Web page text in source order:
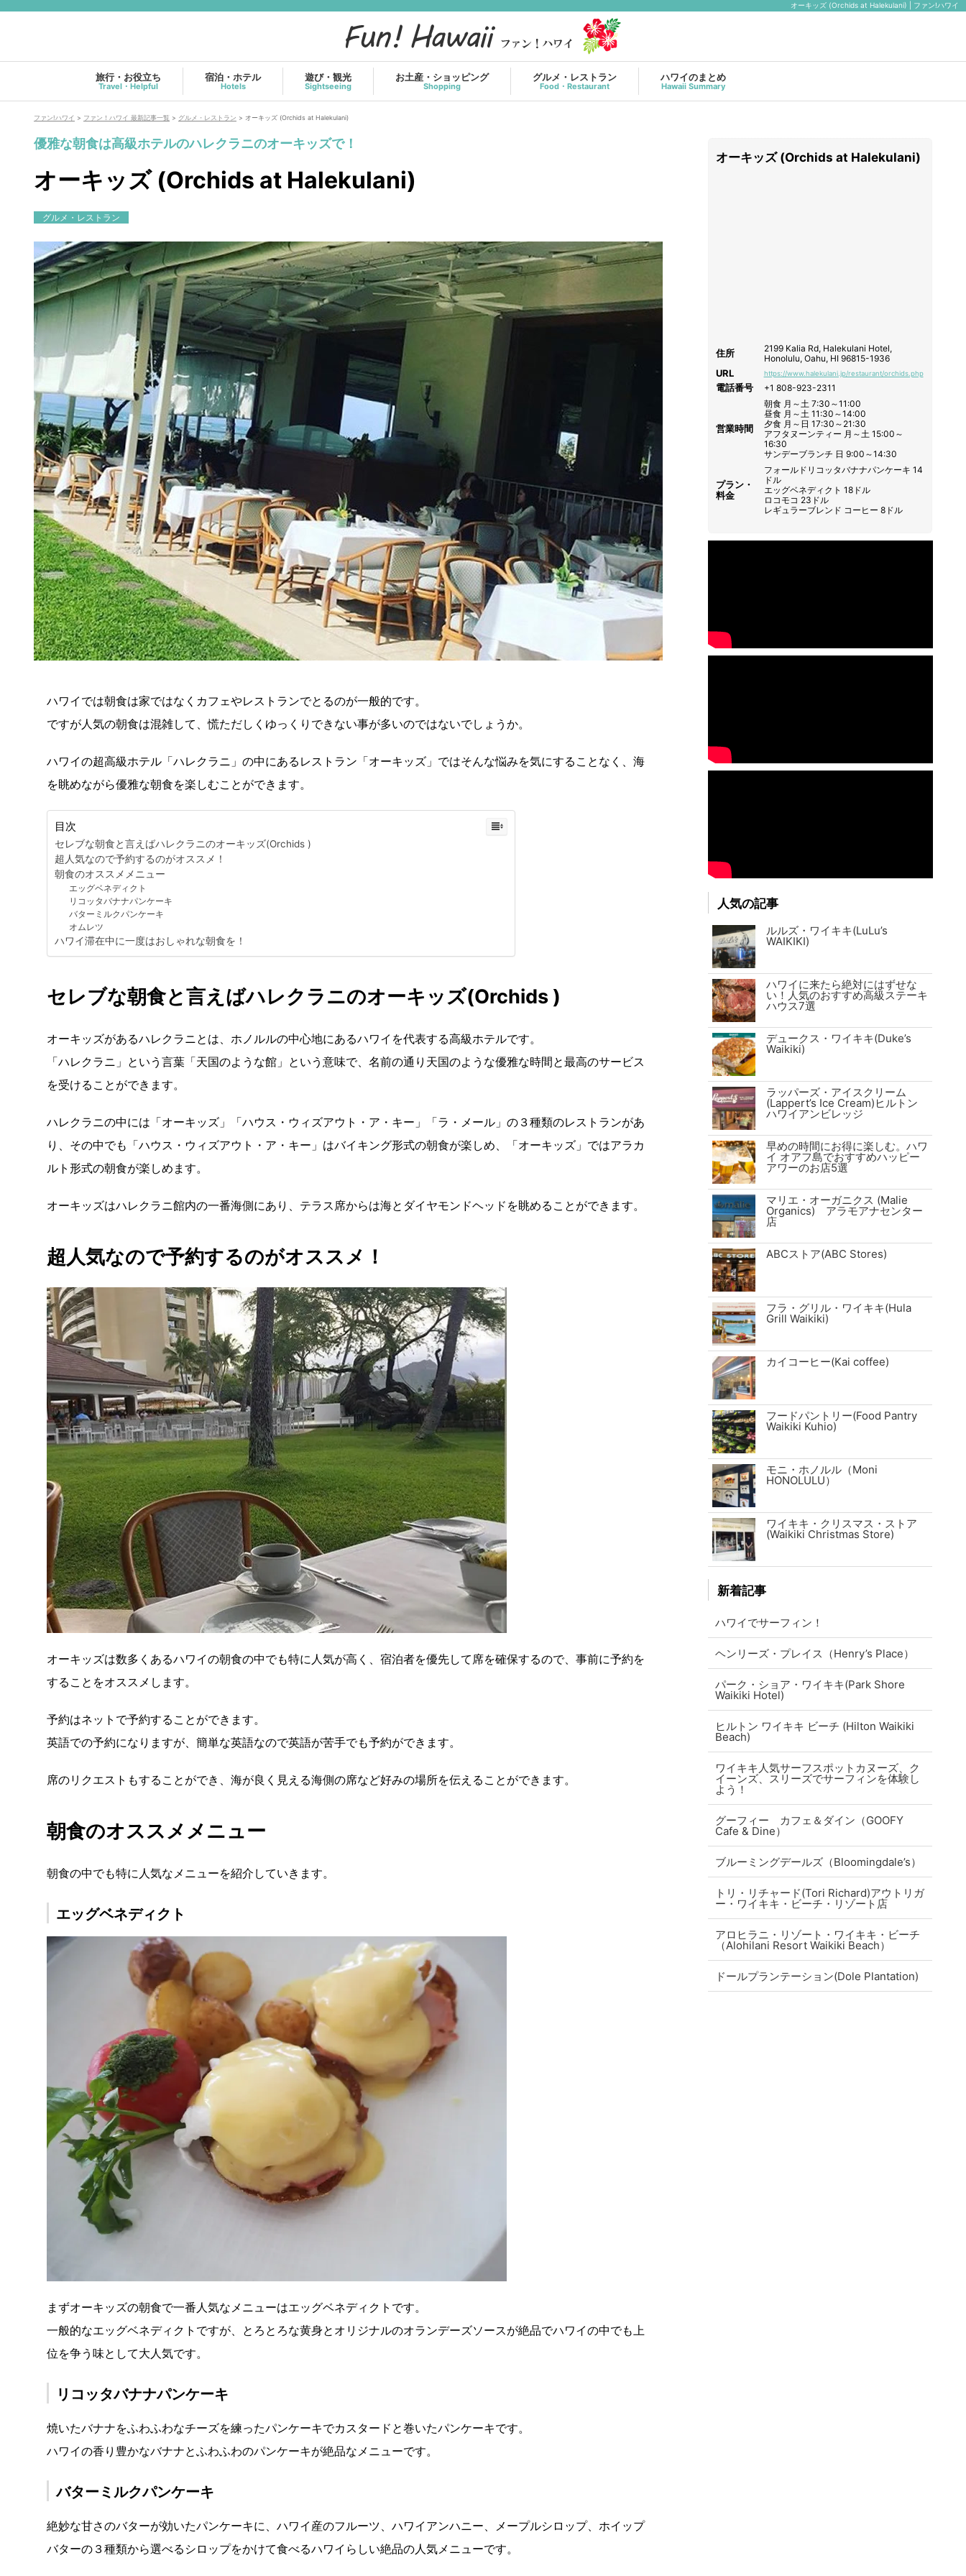
オーキッズ (Orchids at Halekulani) | ファン!ハワイ
旅行・お役立ち
Travel・Helpful
宿泊・ホテル
Hotels
遊び・観光
Sightseeing
お土産・ショッピング
Shopping
グルメ・レストラン
Food・Restaurant
ハワイのまとめ
Hawaii Summary
ファン!ハワイ > ファン！ハワイ 最新記事一覧 > グルメ・レストラン > オーキッズ (Orchids at Halekulani)
優雅な朝食は高級ホテルのハレクラニのオーキッズで！
オーキッズ (Orchids at Halekulani)
グルメ・レストラン
ハワイでは朝食は家ではなくカフェやレストランでとるのが一般的です。
ですが人気の朝食は混雑して、慌ただしくゆっくりできない事が多いのではないでしょうか。
ハワイの超高級ホテル「ハレクラニ」の中にあるレストラン「オーキッズ」ではそんな悩みを気にすることなく、海
を眺めながら優雅な朝食を楽しむことができます。
目次
セレブな朝食と言えばハレクラニのオーキッズ(Orchids )
超人気なので予約するのがオススメ！
朝食のオススメメニュー
エッグベネディクト
リコッタバナナパンケーキ
バターミルクパンケーキ
オムレツ
ハワイ滞在中に一度はおしゃれな朝食を！
セレブな朝食と言えばハレクラニのオーキッズ(Orchids )
オーキッズがあるハレクラニとは、ホノルルの中心地にあるハワイを代表する高級ホテルです。
「ハレクラニ」という言葉「天国のような館」という意味で、名前の通り天国のような優雅な時間と最高のサービス
を受けることができます。
ハレクラニの中には「オーキッズ」「ハウス・ウィズアウト・ア・キー」「ラ・メール」の３種類のレストランがあ
り、その中でも「ハウス・ウィズアウト・ア・キー」はバイキング形式の朝食が楽しめ、「オーキッズ」ではアラカ
ルト形式の朝食が楽しめます。
オーキッズはハレクラニ館内の一番海側にあり、テラス席からは海とダイヤモンドヘッドを眺めることができます。
超人気なので予約するのがオススメ！
オーキッズは数多くあるハワイの朝食の中でも特に人気が高く、宿泊者を優先して席を確保するので、事前に予約を
することをオススメします。
予約はネットで予約することができます。
英語での予約になりますが、簡単な英語なので英語が苦手でも予約ができます。
席のリクエストもすることができ、海が良く見える海側の席など好みの場所を伝えることができます。
朝食のオススメメニュー
朝食の中でも特に人気なメニューを紹介していきます。
エッグベネディクト
まずオーキッズの朝食で一番人気なメニューはエッグベネディクトです。
一般的なエッグベネディクトですが、とろとろな黄身とオリジナルのオランデーズソースが絶品でハワイの中でも上
位を争う味として大人気です。
リコッタバナナパンケーキ
焼いたバナナをふわふわなチーズを練ったパンケーキでカスタードと巻いたパンケーキです。
ハワイの香り豊かなバナナとふわふわのパンケーキが絶品なメニューです。
バターミルクパンケーキ
絶妙な甘さのバターが効いたパンケーキに、ハワイ産のフルーツ、ハワイアンハニー、メープルシロップ、ホイップ
バターの３種類から選べるシロップをかけて食べるハワイらしい絶品の人気メニューです。
オーキッズ (Orchids at Halekulani)
住所
2199 Kalia Rd, Halekulani Hotel,
Honolulu, Oahu, HI 96815-1936
URL https://www.halekulani.jp/restaurant/orchids.php
電話番号 +1 808-923-2311
営業時間
朝食 月～土 7:30～11:00
昼食 月～土 11:30～14:00
夕食 月～日 17:30～21:30
アフタヌーンティー 月～土 15:00～
16:30
サンデーブランチ 日 9:00～14:30
プラン・
料金
フォールドリコッタバナナパンケーキ 14
ドル
エッグベネディクト 18ドル
ロコモコ 23ドル
レギュラーブレンド コーヒー 8ドル
人気の記事
ルルズ・ワイキキ(LuLu’s
WAIKIKI)
ハワイに来たら絶対にはずせな
い！人気のおすすめ高級ステーキ
ハウス7選
デュークス・ワイキキ(Duke’s
Waikiki)
ラッパーズ・アイスクリーム
(Lappert’s Ice Cream)ヒルトン
ハワイアンビレッジ
早めの時間にお得に楽しむ。ハワ
イ オアフ島でおすすめハッピー
アワーのお店5選
マリエ・オーガニクス (Malie
Organics) アラモアナセンター
店
ABCストア(ABC Stores)
フラ・グリル・ワイキキ(Hula
Grill Waikiki)
カイコーヒー(Kai coffee)
フードパントリー(Food Pantry
Waikiki Kuhio)
モニ・ホノルル（Moni
HONOLULU）
ワイキキ・クリスマス・ストア
(Waikiki Christmas Store)
新着記事
ハワイでサーフィン！
ヘンリーズ・プレイス（Henry’s Place）
パーク・ショア・ワイキキ(Park Shore
Waikiki Hotel)
ヒルトン ワイキキ ビーチ (Hilton Waikiki
Beach)
ワイキキ人気サーフスポットカヌーズ、ク
イーンズ、スリーズでサーフィンを体験し
よう！
グーフィー カフェ＆ダイン（GOOFY
Cafe & Dine）
ブルーミングデールズ（Bloomingdale’s）
トリ・リチャード(Tori Richard)アウトリガ
ー・ワイキキ・ビーチ・リゾート店
アロヒラニ・リゾート・ワイキキ・ビーチ
（Alohilani Resort Waikiki Beach）
ドールプランテーション(Dole Plantation)